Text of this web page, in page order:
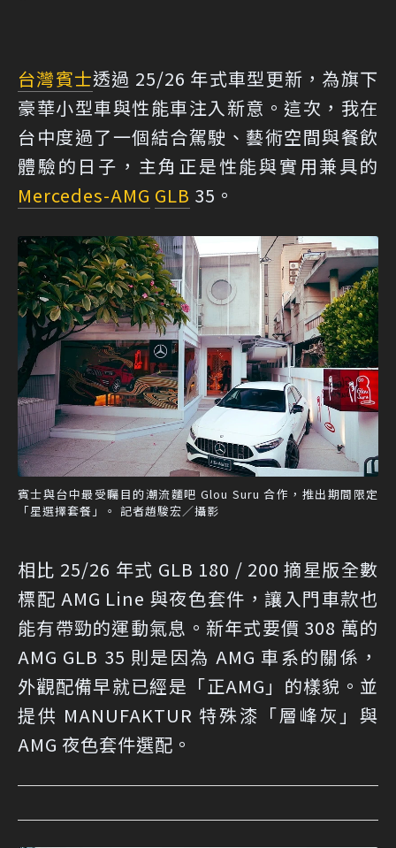
台灣賓士透過 25/26 年式車型更新，為旗下
豪華小型車與性能車注入新意。這次，我在
台中度過了一個結合駕駛、藝術空間與餐飲
體驗的日子，主角正是性能與實用兼具的
Mercedes-AMG GLB 35。
賓士與台中最受矚目的潮流麵吧 Glou Suru 合作，推出期間限定
「星選擇套餐」。 記者趙駿宏／攝影
相比 25/26 年式 GLB 180 / 200 摘星版全數
標配 AMG Line 與夜色套件，讓入門車款也
能有帶勁的運動氣息。新年式要價 308 萬的
AMG GLB 35 則是因為 AMG 車系的關係，
外觀配備早就已經是「正AMG」的樣貌。並
提供 MANUFAKTUR 特殊漆「層峰灰」與
AMG 夜色套件選配。